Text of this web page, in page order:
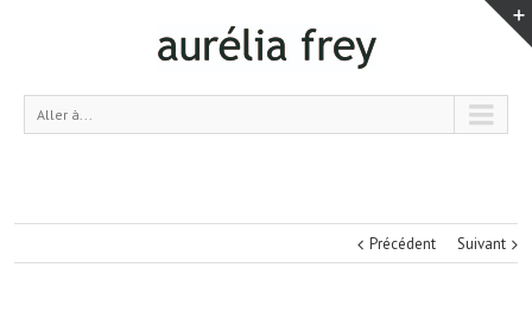
Aller à...
Précédent Suivant